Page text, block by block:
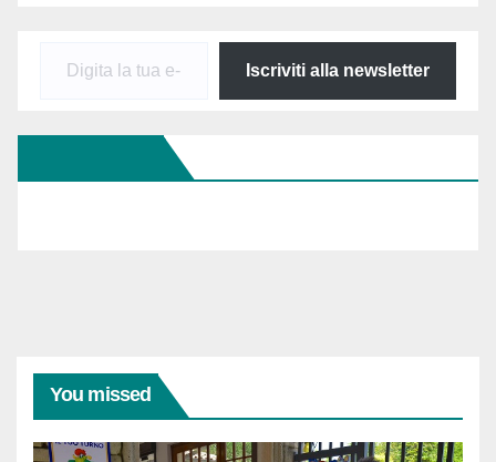
Digita
tua
Iscriviti alla newsletter
You missed